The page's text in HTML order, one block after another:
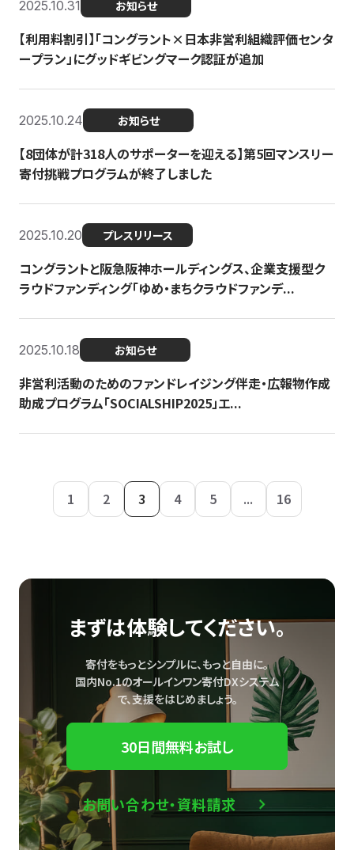
2025.10.31 お知らせ
【利用料割引】「コングラント×日本非営利組織評価センタ
ープラン」にグッドギビングマーク認証が追加
2025.10.24 お知らせ
【8団体が計318人のサポーターを迎える】​​第5回マンスリー
寄付挑戦プログラムが終了しました
2025.10.20 プレスリリース
コングラントと阪急阪神ホールディングス、企業支援型ク
ラウドファンディング「ゆめ・まちクラウドファンデ...
2025.10.18 お知らせ
非営利活動のためのファンドレイジング伴走・広報物作成
助成プログラム「SOCIALSHIP2025」エ...
1 2 3 4 5 ... 16
まずは体験してください。
寄付をもっとシンプルに、もっと自由に。
国内No.1のオールインワン寄付DXシステム
で、支援をはじめましょう。
30日間無料お試し
お問い合わせ・資料請求